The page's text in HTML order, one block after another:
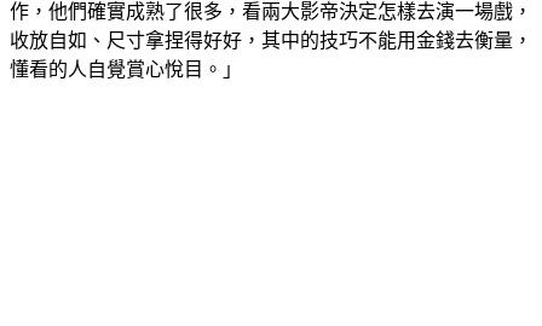
作，他們確實成熟了很多，看兩大影帝決定怎樣去演一場戲，
收放自如、尺寸拿捏得好好，其中的技巧不能用金錢去衡量，
懂看的人自覺賞心悅目。」